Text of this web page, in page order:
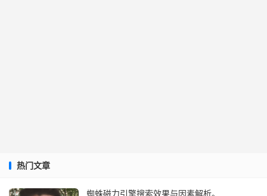
热门文章
蜘蛛磁力引擎搜索效果与因素解析。